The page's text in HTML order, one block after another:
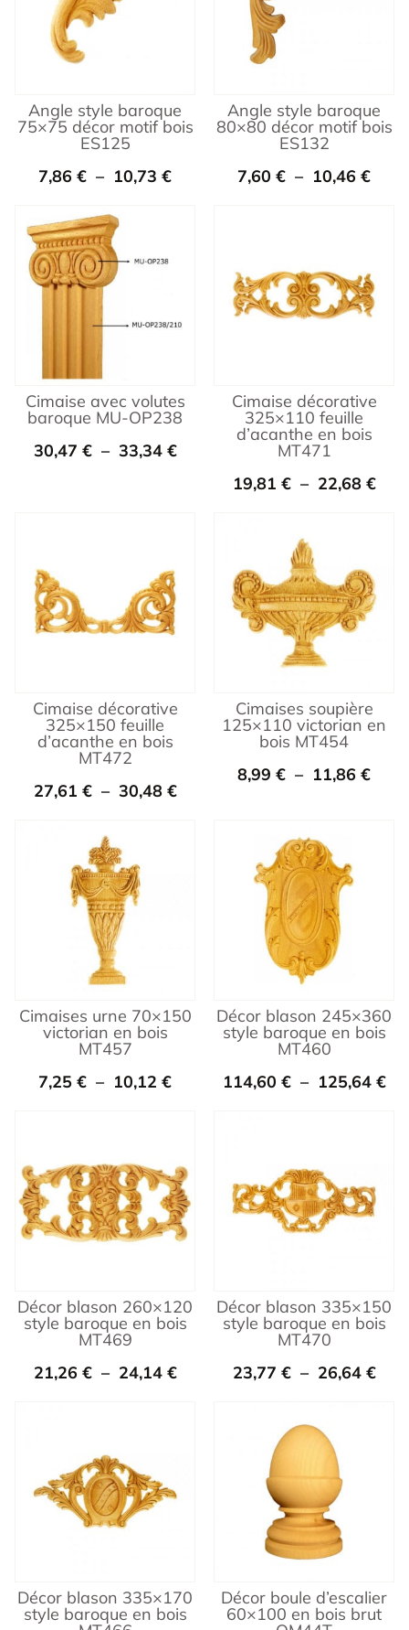
Angle style baroque
75×75 décor motif bois
ES125
7,86 € – 10,73 €
Angle style baroque
80×80 décor motif bois
ES132
7,60 € – 10,46 €
Cimaise avec volutes
baroque MU-OP238
30,47 € – 33,34 €
Cimaise décorative
325×110 feuille
d’acanthe en bois
MT471
19,81 € – 22,68 €
Cimaise décorative
325×150 feuille
d’acanthe en bois
MT472
27,61 € – 30,48 €
Cimaises soupière
125×110 victorian en
bois MT454
8,99 € – 11,86 €
Cimaises urne 70×150
victorian en bois
MT457
7,25 € – 10,12 €
Décor blason 245×360
style baroque en bois
MT460
114,60 € – 125,64 €
Décor blason 260×120
style baroque en bois
MT469
21,26 € – 24,14 €
Décor blason 335×150
style baroque en bois
MT470
23,77 € – 26,64 €
Décor blason 335×170
style baroque en bois
Décor boule d’escalier
60×100 en bois brut